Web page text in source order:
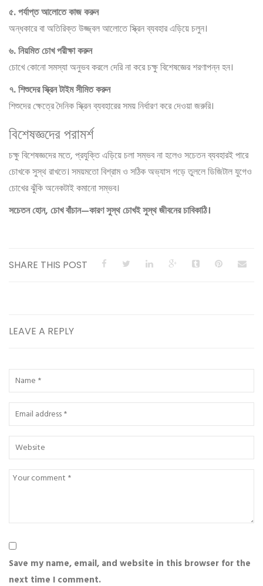
৫. পর্যাপ্ত আলোতে কাজ করুন
অন্ধকারে বা অতিরিক্ত উজ্জ্বল আলোতে স্ক্রিন ব্যবহার এড়িয়ে চলুন।
৬. নিয়মিত চোখ পরীক্ষা করুন
চোখে কোনো সমস্যা অনুভব করলে দেরি না করে চক্ষু বিশেষজ্ঞের শরণাপন্ন হন।
৭. শিশুদের স্ক্রিন টাইম সীমিত করুন
শিশুদের ক্ষেত্রে দৈনিক স্ক্রিন ব্যবহারের সময় নির্ধারণ করে দেওয়া জরুরি।
বিশেষজ্ঞদের পরামর্শ
চক্ষু বিশেষজ্ঞদের মতে, প্রযুক্তি এড়িয়ে চলা সম্ভব না হলেও সচেতন ব্যবহারই পারে
চোখকে সুস্থ রাখতে। সময়মতো বিশ্রাম ও সঠিক অভ্যাস গড়ে তুললে ডিজিটাল যুগেও
চোখের ঝুঁকি অনেকটাই কমানো সম্ভব।
সচেতন হোন, চোখ বাঁচান—কারণ সুস্থ চোখই সুস্থ জীবনের চাবিকাঠি।
SHARE THIS POST
LEAVE A REPLY
Save my name, email, and website in this browser for the
next time I comment.